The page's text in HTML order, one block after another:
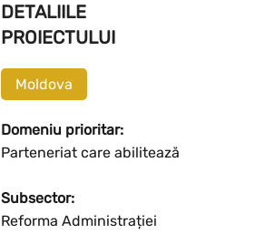
DETALIILE
PROIECTULUI
Moldova
Domeniu prioritar:
Parteneriat care abilitează
Subsector:
Reforma Administrației